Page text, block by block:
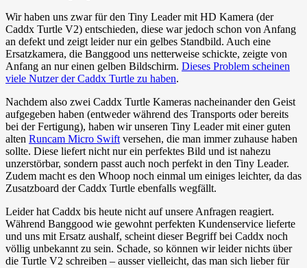
Wir haben uns zwar für den Tiny Leader mit HD Kamera (der
Caddx Turtle V2) entschieden, diese war jedoch schon von Anfang
an defekt und zeigt leider nur ein gelbes Standbild. Auch eine
Ersatzkamera, die Banggood uns netterweise schickte, zeigte von
Anfang an nur einen gelben Bildschirm. Dieses Problem scheinen
viele Nutzer der Caddx Turtle zu haben.
Nachdem also zwei Caddx Turtle Kameras nacheinander den Geist
aufgegeben haben (entweder während des Transports oder bereits
bei der Fertigung), haben wir unseren Tiny Leader mit einer guten
alten Runcam Micro Swift versehen, die man immer zuhause haben
sollte. Diese liefert nicht nur ein perfektes Bild und ist nahezu
unzerstörbar, sondern passt auch noch perfekt in den Tiny Leader.
Zudem macht es den Whoop noch einmal um einiges leichter, da das
Zusatzboard der Caddx Turtle ebenfalls wegfällt.
Leider hat Caddx bis heute nicht auf unsere Anfragen reagiert.
Während Banggood wie gewohnt perfekten Kundenservice lieferte
und uns mit Ersatz aushalf, scheint dieser Begriff bei Caddx noch
völlig unbekannt zu sein. Schade, so können wir leider nichts über
die Turtle V2 schreiben – ausser vielleicht, das man sich lieber für